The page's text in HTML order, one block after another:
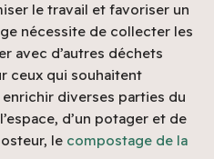
le travail et favoriser un
nécessite de collecter les
avec d’autres déchets
ceux qui souhaitent
diverses parties du
d’un potager et de
le compostage de la